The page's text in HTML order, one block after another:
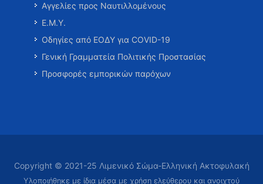
Αγγελίες προς Ναυτιλλομένους
Ε.Μ.Υ.
Οδηγίες από ΕΟΔΥ για COVID-19
Γενική Γραμματεία Πολιτικής Προστασίας
Προσφορές εμπορικών παρόχων
Copyright © 2021-25 Λιμενικό Σώμα-Ελληνική Ακτοφυλακή
Υλοποιήθηκε με ίδια μέσα με χρήση ελεύθερου και ανοιχτού